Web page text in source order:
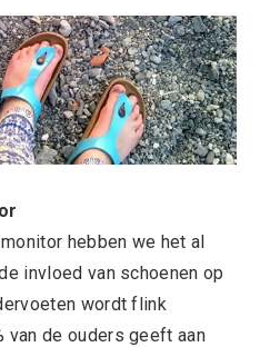
hebben we het al
invloed van schoenen op
wordt flink
van de ouders geeft aan